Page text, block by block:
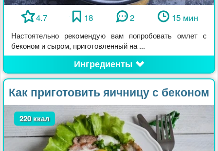
4.7 18 2 15 мин
Настоятельно рекомендую вам попробовать омлет с
беконом и сыром, приготовленный на ...
Ингредиенты
Как приготовить яичницу с беконом
220 ккал